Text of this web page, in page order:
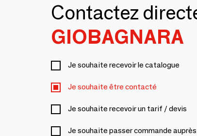
Contactez
GIOBAGNARA
Je souhaite recevoir le catalogue
Je souhaite être contacté
Je souhaite recevoir un tarif / devis
Je souhaite passer commande